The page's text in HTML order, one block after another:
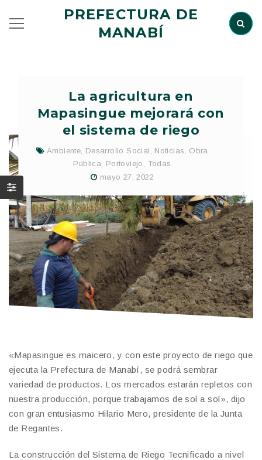
PREFECTURA DE
MANABÍ
La agricultura en
Mapasingue mejorará con
el sistema de riego
Ambiente, Desarrollo Social , Noticias, Obra
Pública, Portoviejo , Todas
mayo 27, 2022
«Mapasingue es maicero, y con este proyecto de riego que
ejecuta la Prefectura de Manabí, se podrá sembrar
variedad de productos. Los mercados estarán repletos con
nuestra producción, porque trabajamos de sol a sol», dijo
con gran entusiasmo Hilario Mero, presidente de la Junta
de Regantes.
La construcción del Sistema de Riego Tecnificado a nivel